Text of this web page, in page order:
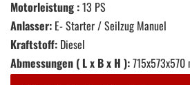
Motorleistung :13 PS
Anlasser: E- Starter / Seilzug Manuel
Kraftstoff: Diesel
Abmessungen ( L x B x H ):715x573x570